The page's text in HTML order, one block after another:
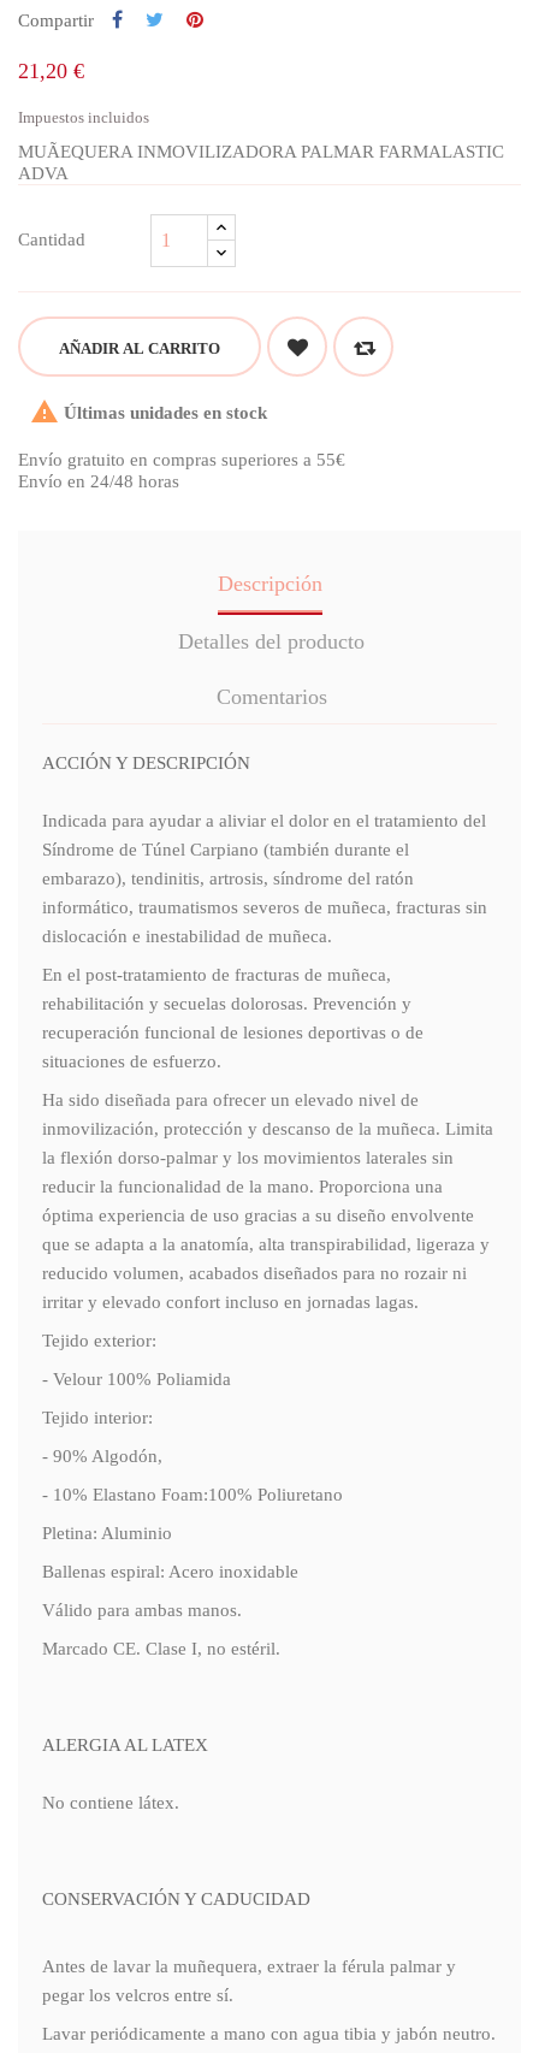
Compartir
21,20 €
Impuestos incluidos
MUÃEQUERA INMOVILIZADORA PALMAR FARMALASTIC
ADVA
Cantidad
AÑADIR AL CARRITO
 Últimas unidades en stock
Envío gratuito en compras superiores a 55€
Envío en 24/48 horas
Descripción
Detalles del producto
Comentarios
ACCIÓN Y DESCRIPCIÓN
Indicada para ayudar a aliviar el dolor en el tratamiento del
Síndrome de Túnel Carpiano (también durante el
embarazo), tendinitis, artrosis, síndrome del ratón
informático, traumatismos severos de muñeca, fracturas sin
dislocación e inestabilidad de muñeca.
En el post-tratamiento de fracturas de muñeca,
rehabilitación y secuelas dolorosas. Prevención y
recuperación funcional de lesiones deportivas o de
situaciones de esfuerzo.
Ha sido diseñada para ofrecer un elevado nivel de
inmovilización, protección y descanso de la muñeca. Limita
la flexión dorso-palmar y los movimientos laterales sin
reducir la funcionalidad de la mano. Proporciona una
óptima experiencia de uso gracias a su diseño envolvente
que se adapta a la anatomía, alta transpirabilidad, ligeraza y
reducido volumen, acabados diseñados para no rozair ni
irritar y elevado confort incluso en jornadas lagas.
Tejido exterior:
- Velour 100% Poliamida
Tejido interior:
- 90% Algodón,
- 10% Elastano Foam:100% Poliuretano
Pletina: Aluminio
Ballenas espiral: Acero inoxidable
Válido para ambas manos.
Marcado CE. Clase I, no estéril.
ALERGIA AL LATEX
No contiene látex.
CONSERVACIÓN Y CADUCIDAD
Antes de lavar la muñequera, extraer la férula palmar y
pegar los velcros entre sí.
Lavar periódicamente a mano con agua tibia y jabón neutro.